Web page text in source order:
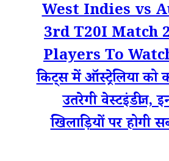
West Indies vs
3rd T20I Match
Players To
किट्स में ऑस्ट्रेलिया को
उतरेगी वेस्टइंडीज,
खिलाड़ियों पर होगी